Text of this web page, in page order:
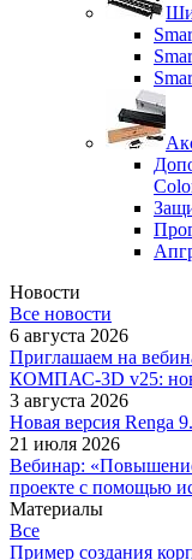
Новости
Все новости
6 августа 2026
Приглашаем на
КОМПАС-3D v25:
3 августа 2026
Новая версия Renga
21 июля 2026
Вебинар:
проекте с помощью
Материалы
Все
Пример создания